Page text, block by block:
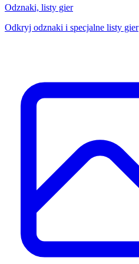
Odznaki, listy gier
Odkryj odznaki i specjalne listy gier